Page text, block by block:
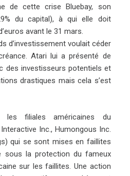
de cette crise Bluebay, son
du capital), à qui elle doit
avant le 31 mars.
d’investissement voulait céder
Atari lui a présenté de
des investisseurs potentiels et
drastiques mais cela s’est
les filiales américaines du
Inc., Humongous Inc.
qui se sont mises en faillites
sous la protection du fameux
sur les faillites. Une action